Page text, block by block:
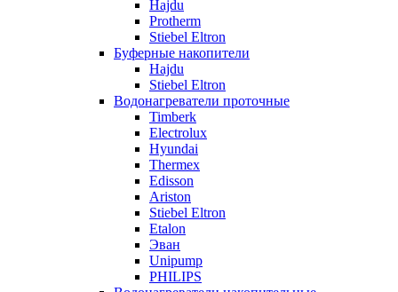
Hajdu
Protherm
Stiebel Eltron
Буферные накопители
Hajdu
Stiebel Eltron
Водонагреватели проточные
Timberk
Electrolux
Hyundai
Thermex
Edisson
Ariston
Stiebel Eltron
Etalon
Эван
Unipump
PHILIPS